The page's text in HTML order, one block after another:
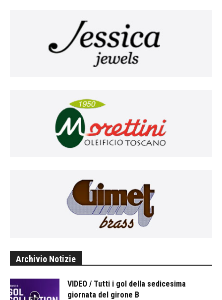
Archivio Notizie
VIDEO / Tutti i gol della sedicesima
giornata del girone B